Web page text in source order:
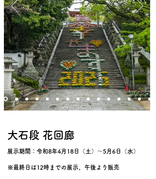
令和8年
大石段 花回廊
展示期間：令和8年4月18日（土）～5月6日（水）
※最終日は12時までの展示、午後より販売